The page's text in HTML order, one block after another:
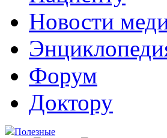
Новости
Форум
Доктору
Полезные